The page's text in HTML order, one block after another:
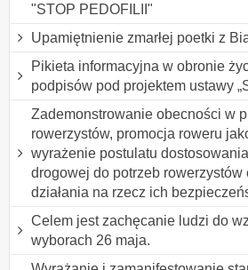
"STOP PEDOFILII"
Upamiętnienie zmarłej poetki z
Pikieta informacyjna w obronie
podpisów pod projektem ustawy
Zademonstrowanie obecności w
rowerzystów, promocja roweru
wyrażenie postulatu
drogowej do potrzeb rowerzystów
działania na rzecz ich
Celem jest zachęcanie ludzi do
wyborach 26 maja.